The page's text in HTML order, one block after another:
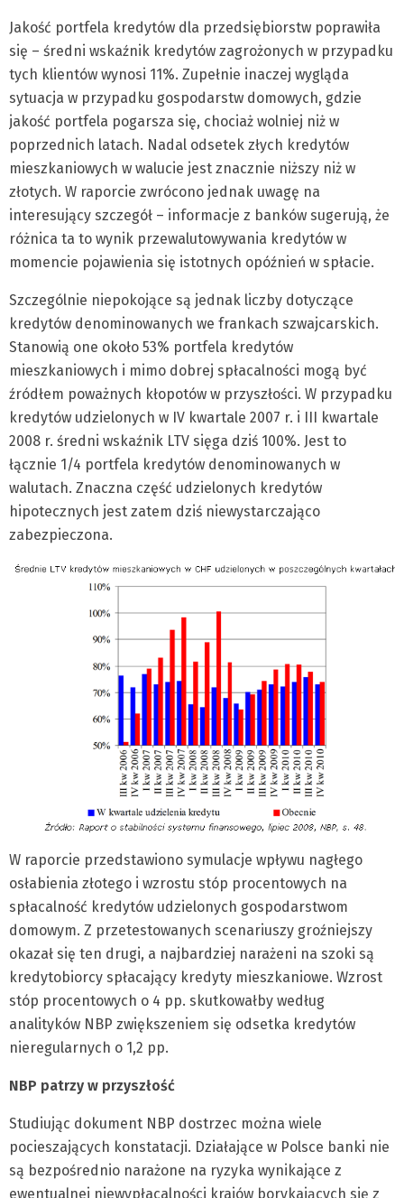
Jakość portfela kredytów dla przedsiębiorstw poprawiła
się – średni wskaźnik kredytów zagrożonych w przypadku
tych klientów wynosi 11%. Zupełnie inaczej wygląda
sytuacja w przypadku gospodarstw domowych, gdzie
jakość portfela pogarsza się, chociaż wolniej niż w
poprzednich latach. Nadal odsetek złych kredytów
mieszkaniowych w walucie jest znacznie niższy niż w
złotych. W raporcie zwrócono jednak uwagę na
interesujący szczegół – informacje z banków sugerują, że
różnica ta to wynik przewalutowywania kredytów w
momencie pojawienia się istotnych opóźnień w spłacie.
Szczególnie niepokojące są jednak liczby dotyczące
kredytów denominowanych we frankach szwajcarskich.
Stanowią one około 53% portfela kredytów
mieszkaniowych i mimo dobrej spłacalności mogą być
źródłem poważnych kłopotów w przyszłości. W przypadku
kredytów udzielonych w IV kwartale 2007 r. i III kwartale
2008 r. średni wskaźnik LTV sięga dziś 100%. Jest to
łącznie 1/4 portfela kredytów denominowanych w
walutach. Znaczna część udzielonych kredytów
hipotecznych jest zatem dziś niewystarczająco
zabezpieczona.
W raporcie przedstawiono symulacje wpływu nagłego
osłabienia złotego i wzrostu stóp procentowych na
spłacalność kredytów udzielonych gospodarstwom
domowym. Z przetestowanych scenariuszy groźniejszy
okazał się ten drugi, a najbardziej narażeni na szoki są
kredytobiorcy spłacający kredyty mieszkaniowe. Wzrost
stóp procentowych o 4 pp. skutkowałby według
analityków NBP zwiększeniem się odsetka kredytów
nieregularnych o 1,2 pp.
NBP patrzy w przyszłość
Studiując dokument NBP dostrzec można wiele
pocieszających konstatacji. Działające w Polsce banki nie
są bezpośrednio narażone na ryzyka wynikające z
ewentualnej niewypłacalności krajów borykających się z